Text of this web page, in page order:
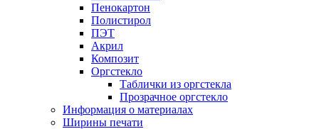
Пенокартон
Полистирол
ПЭТ
Акрил
Композит
Оргстекло
Таблички из оргстекла
Прозрачное оргстекло
Информация о материалах
Ширины печати